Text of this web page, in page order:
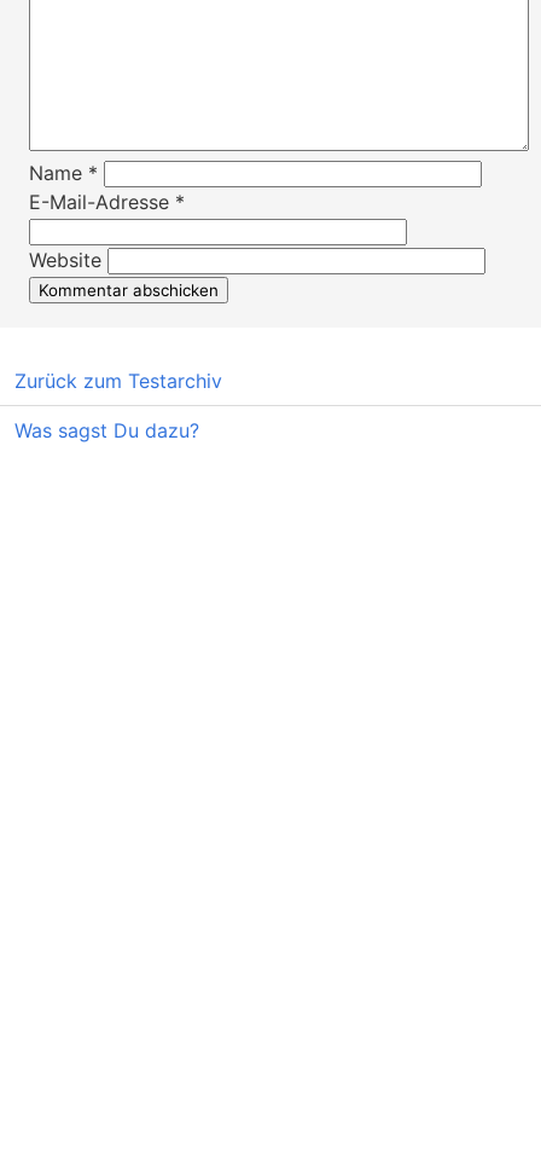
Name *
E-Mail-Adresse *
Website
Zurück zum Testarchiv
Was sagst Du dazu?